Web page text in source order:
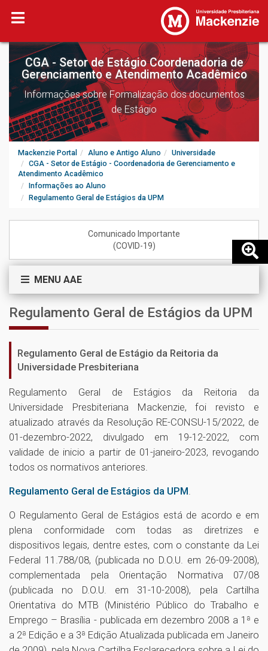
CGA - Setor de Estágio Coordenadoria de
Gerenciamento e Atendimento Acadêmico
Informações sobre Formalização dos documentos
de Estágio
Mackenzie Portal Aluno e Antigo Aluno
Universidade
CGA - Setor de Estágio - Coordenadoria de Gerenciamento e
Atendimento Acadêmico
Informações ao Aluno
Regulamento Geral de Estágios da UPM
Comunicado Importante
(COVID-19)
MENU AAE
Regulamento Geral de Estágios da UPM
Regulamento Geral de Estágio da Reitoria da
Universidade Presbiteriana
Regulamento Geral de Estágios da Reitoria da
Universidade Presbiteriana Mackenzie, foi revisto e
atualizado através da Resolução RE-CONSU-15/2022, de
01-dezembro-2022, divulgado em 19-12-2022, com
validade de inicio a partir de 01-janeiro-2023, revogando
todos os normativos anteriores.
Regulamento Geral de Estágios da UPM.
O Regulamento Geral de Estágios está de acordo e em
plena conformidade com todas as diretrizes e
dispositivos legais, dentre estes, com o constante da Lei
Federal 11.788/08, (publicada no D.O.U. em 26-09-2008),
complementada pela Orientação Normativa 07/08
(publicada no D.O.U. em 31-10-2008), pela Cartilha
Orientativa do MTB (Ministério Público do Trabalho e
Emprego – Brasília - publicada em dezembro 2008 a 1ª e
a 2ª Edição e a 3ª Edição Atualizada publicada em Janeiro